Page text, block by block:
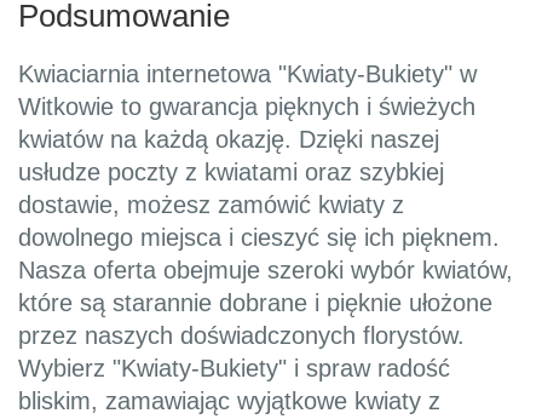
Podsumowanie
Kwiaciarnia internetowa "Kwiaty-Bukiety" w
Witkowie to gwarancja pięknych i świeżych
kwiatów na każdą okazję. Dzięki naszej
usłudze poczty z kwiatami oraz szybkiej
dostawie, możesz zamówić kwiaty z
dowolnego miejsca i cieszyć się ich pięknem.
Nasza oferta obejmuje szeroki wybór kwiatów,
które są starannie dobrane i pięknie ułożone
przez naszych doświadczonych florystów.
Wybierz "Kwiaty-Bukiety" i spraw radość
bliskim, zamawiając wyjątkowe kwiaty z